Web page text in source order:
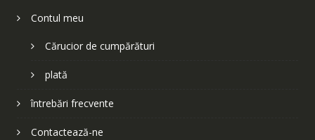
Contul meu
Cărucior de cumpărături
plată
întrebări frecvente
Contactează-ne